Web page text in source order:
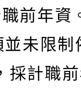
前年資
未限制
採計職